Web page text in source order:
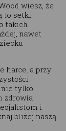
wiesz, że
to setki
takich
nawet
harce, a przy
nie tylko
zdrowia
i
bliżej naszą